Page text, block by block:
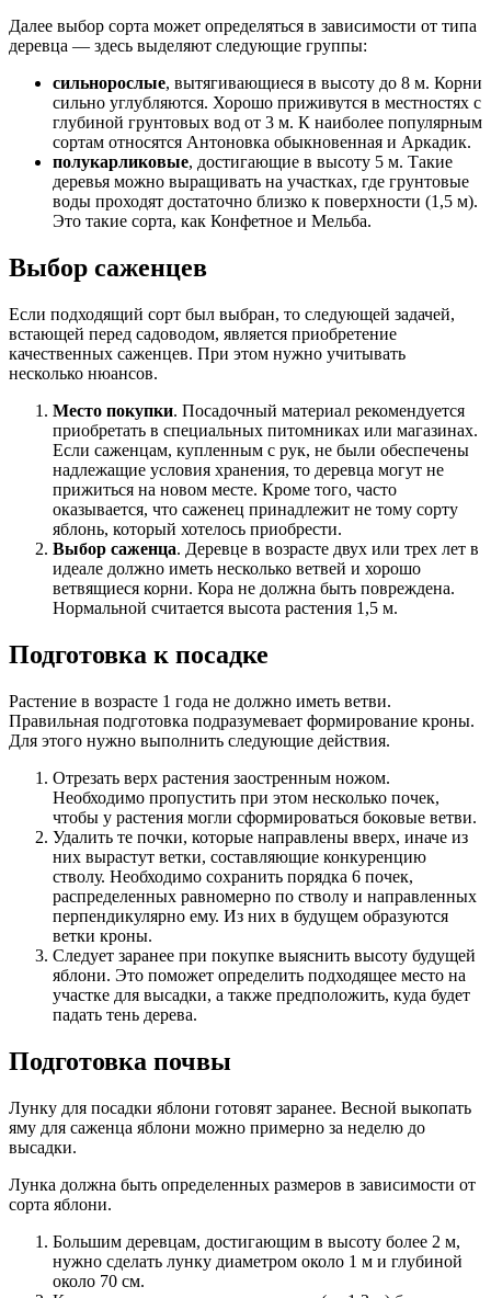
Далее выбор сорта может определяться в зависимости от типа
деревца — здесь выделяют следующие группы:
сильнорослые, вытягивающиеся в высоту до 8 м. Корни
сильно углубляются. Хорошо приживутся в местностях с
глубиной грунтовых вод от 3 м. К наиболее популярным
сортам относятся Антоновка обыкновенная и Аркадик.
полукарликовые, достигающие в высоту 5 м. Такие
деревья можно выращивать на участках, где грунтовые
воды проходят достаточно близко к поверхности (1,5 м).
Это такие сорта, как Конфетное и Мельба.
Выбор саженцев
Если подходящий сорт был выбран, то следующей задачей,
встающей перед садоводом, является приобретение
качественных саженцев. При этом нужно учитывать
несколько нюансов.
Место покупки. Посадочный материал рекомендуется
приобретать в специальных питомниках или магазинах.
Если саженцам, купленным с рук, не были обеспечены
надлежащие условия хранения, то деревца могут не
прижиться на новом месте. Кроме того, часто
оказывается, что саженец принадлежит не тому сорту
яблонь, который хотелось приобрести.
Выбор саженца. Деревце в возрасте двух или трех лет в
идеале должно иметь несколько ветвей и хорошо
ветвящиеся корни. Кора не должна быть повреждена.
Нормальной считается высота растения 1,5 м.
Подготовка к посадке
Растение в возрасте 1 года не должно иметь ветви.
Правильная подготовка подразумевает формирование кроны.
Для этого нужно выполнить следующие действия.
Отрезать верх растения заостренным ножом.
Необходимо пропустить при этом несколько почек,
чтобы у растения могли сформироваться боковые ветви.
Удалить те почки, которые направлены вверх, иначе из
них вырастут ветки, составляющие конкуренцию
стволу. Необходимо сохранить порядка 6 почек,
распределенных равномерно по стволу и направленных
перпендикулярно ему. Из них в будущем образуются
ветки кроны.
Следует заранее при покупке выяснить высоту будущей
яблони. Это поможет определить подходящее место на
участке для высадки, а также предположить, куда будет
падать тень дерева.
Подготовка почвы
Лунку для посадки яблони готовят заранее. Весной выкопать
яму для саженца яблони можно примерно за неделю до
высадки.
Лунка должна быть определенных размеров в зависимости от
сорта яблони.
Большим деревцам, достигающим в высоту более 2 м,
нужно сделать лунку диаметром около 1 м и глубиной
около 70 см.